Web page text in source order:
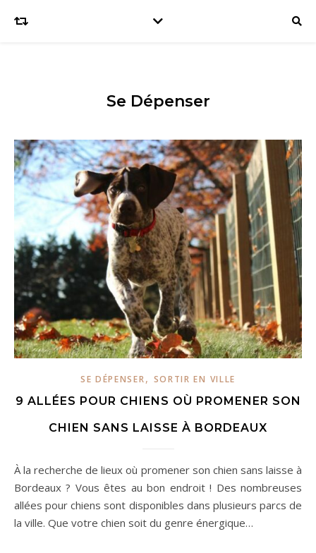
Se Dépenser
SE DÉPENSER, SORTIR EN VILLE
9 ALLÉES POUR CHIENS OÙ PROMENER SON
CHIEN SANS LAISSE À BORDEAUX
À la recherche de lieux où promener son chien sans laisse à
Bordeaux ? Vous êtes au bon endroit ! Des nombreuses
allées pour chiens sont disponibles dans plusieurs parcs de
la ville. Que votre chien soit du genre énergique…